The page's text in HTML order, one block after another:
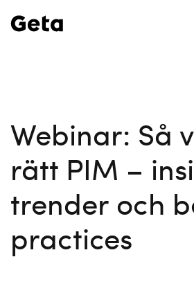
Webinar: Så
rätt PIM –
trender och
practices